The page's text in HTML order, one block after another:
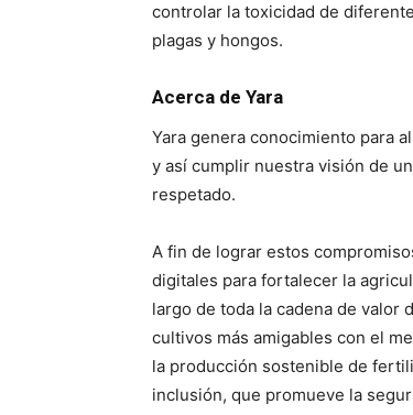
controlar la toxicidad de
plagas y hongos.
Acerca de Yara
Yara genera conocimiento para
y así cumplir nuestra visión de
respetado.
A fin de lograr estos
digitales para fortalecer la
largo de toda la cadena de valor
cultivos más amigables con el
la producción sostenible de
inclusión, que promueve la